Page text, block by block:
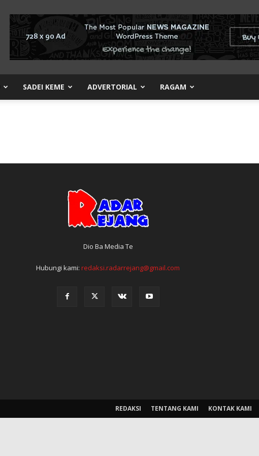
SADEI KEME ADVERTORIAL RAGAM
Dio Ba Media Te
Hubungi kami:redaksi.radarrejang@gmail.com
REDAKSI TENTANG KAMI KONTAK KAMI